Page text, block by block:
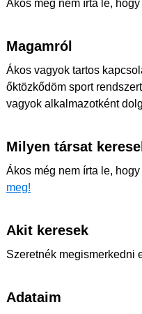
Ákos még nem írta le,
Magamról
Ákos vagyok tartos
őktözkődöm sport
vagyok alkalmazotként
Milyen társat
Ákos még nem írta le,
meg!
Akit keresek
Szeretnék megismerkedni
Adataim